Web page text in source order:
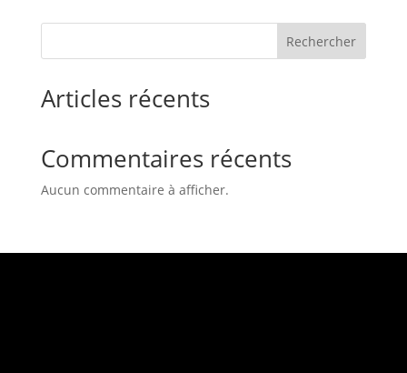
Rechercher
Articles récents
Commentaires récents
Aucun commentaire à afficher.